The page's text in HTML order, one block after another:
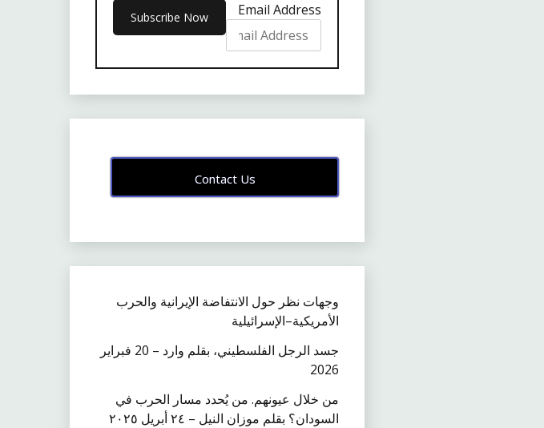
Email Address
Contact Us
وجهات نظر حول الانتفاضة الإيرانية والحرب
الأمريكية–الإسرائيلية
جسد الرجل الفلسطيني، بقلم وارد – 20 فبراير
2026
من خلال عيونهم. من يُحدد مسار الحرب في
السودان؟ بقلم موزان النيل – ٢٤ أبريل ٢٠٢٥